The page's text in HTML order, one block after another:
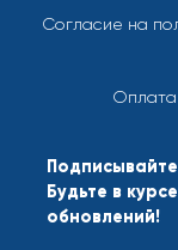
Согласие на
Оплата
Будьте в
обновлений!